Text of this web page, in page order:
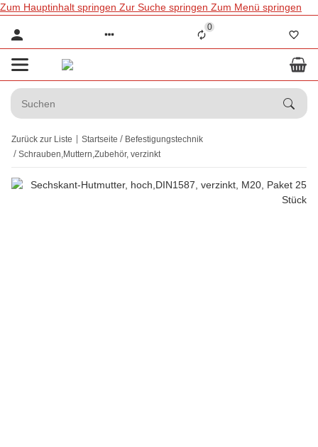
Zum Hauptinhalt springen Zur Suche springen Zum Menü springen
0
Zurück zur Liste Startseite
Befestigungstechnik
Schrauben,Muttern,Zubehör, verzinkt